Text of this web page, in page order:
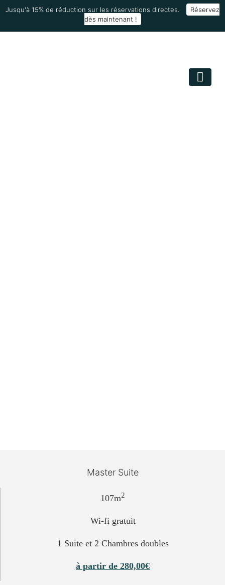
Jusqu'à 15% de réduction sur les réservations directes.
Réservez
dès maintenant !
Master Suite
107m2
Wi-fi gratuit
1 Suite et 2 Chambres doubles
à partir de 280,00€